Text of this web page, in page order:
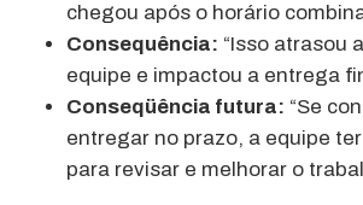
chegou após o horário
Consequência: “Isso atrasou a
equipe e impactou a entrega
Conseqüência futura: “Se
entregar no prazo, a equipe
para revisar e melhorar o